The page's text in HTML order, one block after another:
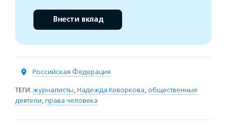
Внести вклад
Российская Федерация
ТЕГИ: журналисты, Надежда Кеворкова, общественные
деятели, права человека